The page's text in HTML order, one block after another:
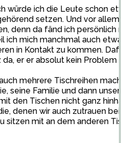
würde ich die Leute schon
setzen. Und vor allem
denn da fänd ich persönlich
ich mich manchmal auch
in Kontakt zu kommen.
da, er er absolut kein Problem
mehrere Tischreihen
seine Familie und dann
den Tischen nicht ganz
denen wir auch zutrauen bei
sitzen mit an dem anderen